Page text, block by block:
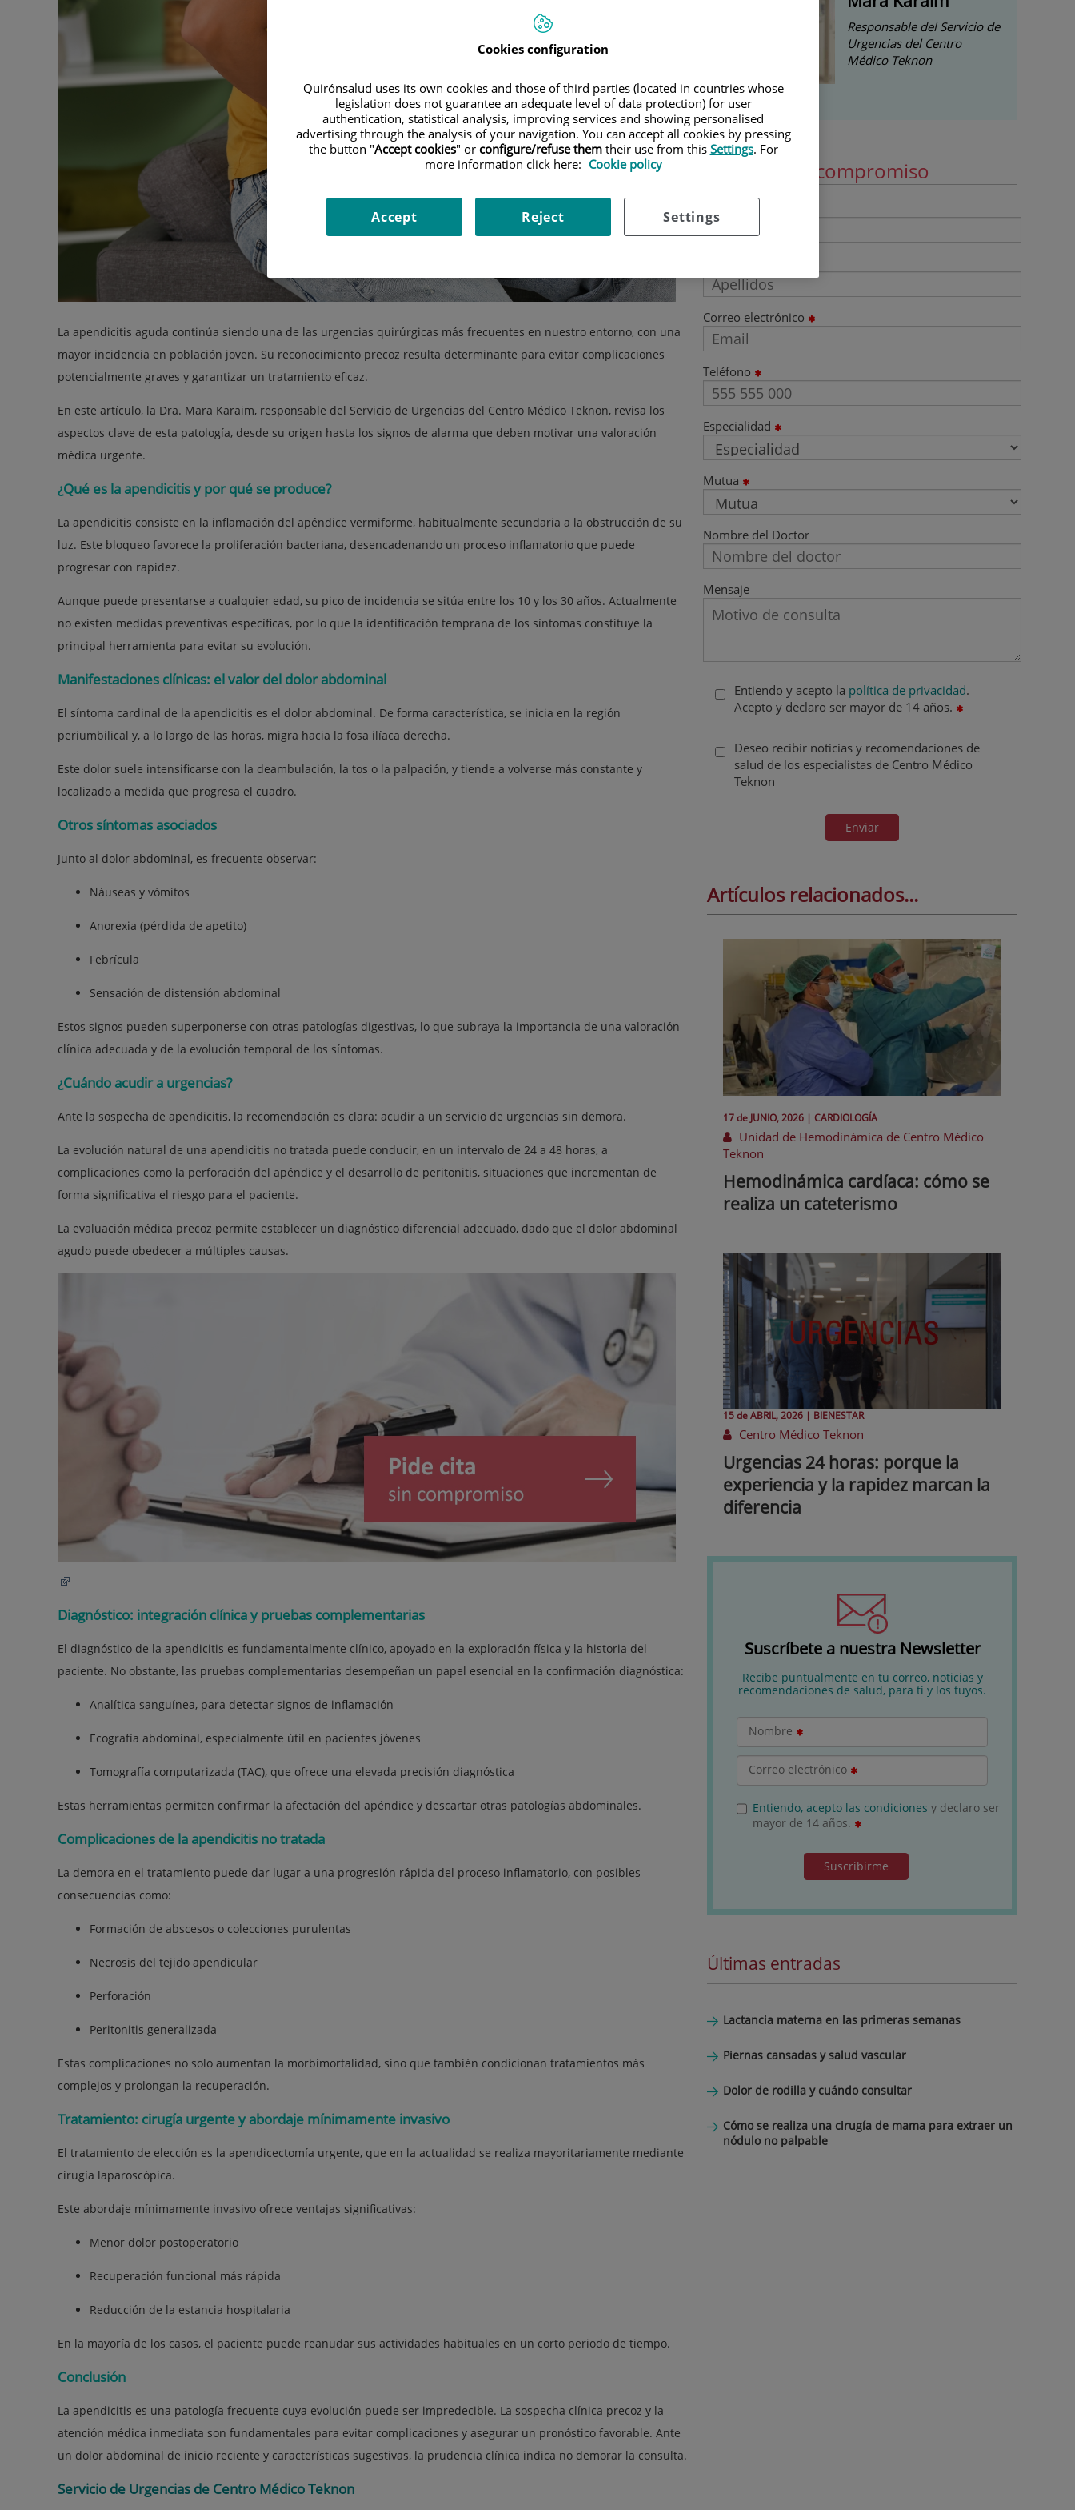
La apendicitis aguda continúa siendo una de las urgencias quirúrgicas más frecuentes en nuestro entorno, con una
mayor incidencia en población joven. Su reconocimiento precoz resulta determinante para evitar complicaciones
potencialmente graves y garantizar un tratamiento eficaz.
En este artículo, la Dra. Mara Karaim, responsable del Servicio de Urgencias del Centro Médico Teknon, revisa los
aspectos clave de esta patología, desde su origen hasta los signos de alarma que deben motivar una valoración
médica urgente.
¿Qué es la apendicitis y por qué se produce?
La apendicitis consiste en la inflamación del apéndice vermiforme, habitualmente secundaria a la obstrucción de su
luz. Este bloqueo favorece la proliferación bacteriana, desencadenando un proceso inflamatorio que puede
progresar con rapidez.
Aunque puede presentarse a cualquier edad, su pico de incidencia se sitúa entre los 10 y los 30 años. Actualmente
no existen medidas preventivas específicas, por lo que la identificación temprana de los síntomas constituye la
principal herramienta para evitar su evolución.
Manifestaciones clínicas: el valor del dolor abdominal
El síntoma cardinal de la apendicitis es el dolor abdominal. De forma característica, se inicia en la región
periumbilical y, a lo largo de las horas, migra hacia la fosa ilíaca derecha.
Este dolor suele intensificarse con la deambulación, la tos o la palpación, y tiende a volverse más constante y
localizado a medida que progresa el cuadro.
Otros síntomas asociados
Junto al dolor abdominal, es frecuente observar:
Náuseas y vómitos
Anorexia (pérdida de apetito)
Febrícula
Sensación de distensión abdominal
Estos signos pueden superponerse con otras patologías digestivas, lo que subraya la importancia de una valoración
clínica adecuada y de la evolución temporal de los síntomas.
¿Cuándo acudir a urgencias?
Ante la sospecha de apendicitis, la recomendación es clara: acudir a un servicio de urgencias sin demora.
La evolución natural de una apendicitis no tratada puede conducir, en un intervalo de 24 a 48 horas, a
complicaciones como la perforación del apéndice y el desarrollo de peritonitis, situaciones que incrementan de
forma significativa el riesgo para el paciente.
La evaluación médica precoz permite establecer un diagnóstico diferencial adecuado, dado que el dolor abdominal
agudo puede obedecer a múltiples causas.
Diagnóstico: integración clínica y pruebas complementarias
El diagnóstico de la apendicitis es fundamentalmente clínico, apoyado en la exploración física y la historia del
paciente. No obstante, las pruebas complementarias desempeñan un papel esencial en la confirmación diagnóstica:
Analítica sanguínea, para detectar signos de inflamación
Ecografía abdominal, especialmente útil en pacientes jóvenes
Tomografía computarizada (TAC), que ofrece una elevada precisión diagnóstica
Estas herramientas permiten confirmar la afectación del apéndice y descartar otras patologías abdominales.
Complicaciones de la apendicitis no tratada
La demora en el tratamiento puede dar lugar a una progresión rápida del proceso inflamatorio, con posibles
consecuencias como:
Formación de abscesos o colecciones purulentas
Necrosis del tejido apendicular
Perforación
Peritonitis generalizada
Estas complicaciones no solo aumentan la morbimortalidad, sino que también condicionan tratamientos más
complejos y prolongan la recuperación.
Tratamiento: cirugía urgente y abordaje mínimamente invasivo
El tratamiento de elección es la apendicectomía urgente, que en la actualidad se realiza mayoritariamente mediante
cirugía laparoscópica.
Este abordaje mínimamente invasivo ofrece ventajas significativas:
Menor dolor postoperatorio
Recuperación funcional más rápida
Reducción de la estancia hospitalaria
En la mayoría de los casos, el paciente puede reanudar sus actividades habituales en un corto periodo de tiempo.
Conclusión
La apendicitis es una patología frecuente cuya evolución puede ser impredecible. La sospecha clínica precoz y la
atención médica inmediata son fundamentales para evitar complicaciones y asegurar un pronóstico favorable. Ante
un dolor abdominal de inicio reciente y características sugestivas, la prudencia clínica indica no demorar la consulta.
Servicio de Urgencias de Centro Médico Teknon
Responsable del Servicio de
Urgencias del Centro
Médico Teknon
Pide cita sin compromiso
Correo electrónico
Teléfono
Especialidad
Mutua
Nombre del Doctor
Mensaje
Entiendo y acepto la política de privacidad.
Acepto y declaro ser mayor de 14 años.
Deseo recibir noticias y recomendaciones de
salud de los especialistas de Centro Médico
Teknon
Enviar
Artículos relacionados...
17 de JUNIO, 2026 | CARDIOLOGÍA
Unidad de Hemodinámica de Centro Médico
Teknon
Hemodinámica cardíaca: cómo se
realiza un cateterismo
15 deABRIL, 2026 | BIENESTAR
Centro Médico Teknon
Urgencias 24 horas: porque la
experiencia y la rapidez marcan la
diferencia
Suscríbete a nuestra Newsletter
Recibe puntualmente en tu correo, noticias y
recomendaciones de salud, para ti y los tuyos.
Nombre
Correo electrónico
Entiendo, acepto las condiciones y declaro ser
mayor de 14 años.
Suscribirme
Últimas entradas
Lactancia materna en las primeras semanas
Piernas cansadas y salud vascular
Dolor de rodilla y cuándo consultar
Cómo se realiza una cirugía de mama para extraer un
nódulo no palpable
Cookies configuration
Quirónsalud uses its own cookies and those of third parties (located in countries whose
legislation does not guarantee an adequate level of data protection) for user
authentication, statistical analysis, improving services and showing personalised
advertising through the analysis of your navigation. You can accept all cookies by pressing
the button "Accept cookies" or configure/refuse themtheir use from this Settings. For
more information click here: Cookie policy
Settings
Reject
Accept